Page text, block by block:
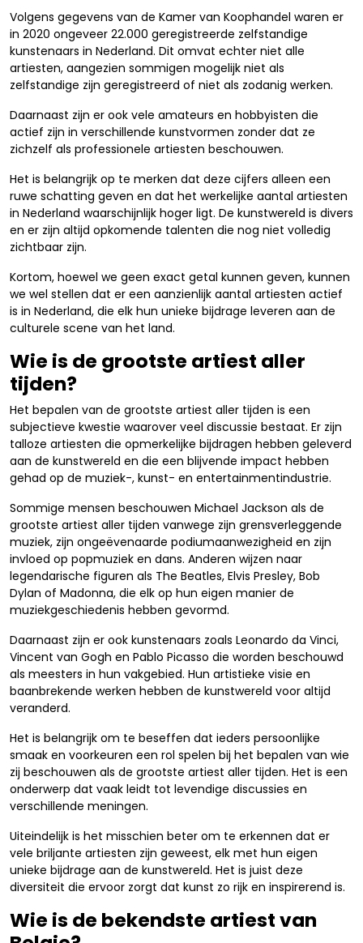
Volgens gegevens van de Kamer van Koophandel waren er
in 2020 ongeveer 22.000 geregistreerde zelfstandige
kunstenaars in Nederland. Dit omvat echter niet alle
artiesten, aangezien sommigen mogelijk niet als
zelfstandige zijn geregistreerd of niet als zodanig werken.
Daarnaast zijn er ook vele amateurs en hobbyisten die
actief zijn in verschillende kunstvormen zonder dat ze
zichzelf als professionele artiesten beschouwen.
Het is belangrijk op te merken dat deze cijfers alleen een
ruwe schatting geven en dat het werkelijke aantal artiesten
in Nederland waarschijnlijk hoger ligt. De kunstwereld is divers
en er zijn altijd opkomende talenten die nog niet volledig
zichtbaar zijn.
Kortom, hoewel we geen exact getal kunnen geven, kunnen
we wel stellen dat er een aanzienlijk aantal artiesten actief
is in Nederland, die elk hun unieke bijdrage leveren aan de
culturele scene van het land.
Wie is de grootste artiest aller
tijden?
Het bepalen van de grootste artiest aller tijden is een
subjectieve kwestie waarover veel discussie bestaat. Er zijn
talloze artiesten die opmerkelijke bijdragen hebben geleverd
aan de kunstwereld en die een blijvende impact hebben
gehad op de muziek-, kunst- en entertainmentindustrie.
Sommige mensen beschouwen Michael Jackson als de
grootste artiest aller tijden vanwege zijn grensverleggende
muziek, zijn ongeëvenaarde podiumaanwezigheid en zijn
invloed op popmuziek en dans. Anderen wijzen naar
legendarische figuren als The Beatles, Elvis Presley, Bob
Dylan of Madonna, die elk op hun eigen manier de
muziekgeschiedenis hebben gevormd.
Daarnaast zijn er ook kunstenaars zoals Leonardo da Vinci,
Vincent van Gogh en Pablo Picasso die worden beschouwd
als meesters in hun vakgebied. Hun artistieke visie en
baanbrekende werken hebben de kunstwereld voor altijd
veranderd.
Het is belangrijk om te beseffen dat ieders persoonlijke
smaak en voorkeuren een rol spelen bij het bepalen van wie
zij beschouwen als de grootste artiest aller tijden. Het is een
onderwerp dat vaak leidt tot levendige discussies en
verschillende meningen.
Uiteindelijk is het misschien beter om te erkennen dat er
vele briljante artiesten zijn geweest, elk met hun eigen
unieke bijdrage aan de kunstwereld. Het is juist deze
diversiteit die ervoor zorgt dat kunst zo rijk en inspirerend is.
Wie is de bekendste artiest van